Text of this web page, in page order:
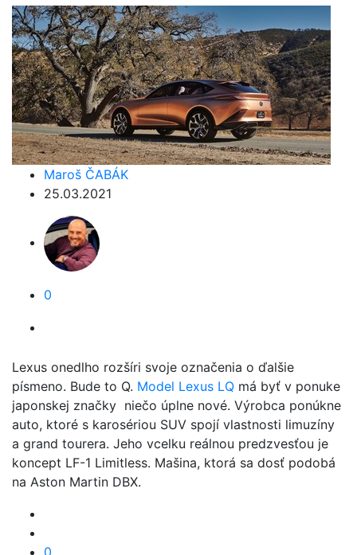
Maroš ČABÁK
25.03.2021
0
Lexus onedlho rozšíri svoje označenia o ďalšie
písmeno. Bude to Q. Model Lexus LQ má byť v ponuke
japonskej značky niečo úplne nové. Výrobca ponúkne
auto, ktoré s karosériou SUV spojí vlastnosti limuzíny
a grand tourera. Jeho vcelku reálnou predzvesťou je
koncept LF-1 Limitless. Mašina, ktorá sa dosť podobá
na Aston Martin DBX.
0